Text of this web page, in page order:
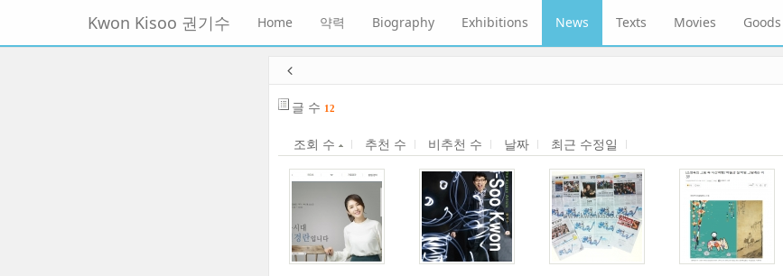
뉴
토
Kwon Kisoo 권기수 Home 약력 Biography Exhibitions News Texts Movies Goods
글 수 12
조회 수 추천 수 비추천 수 날짜 최근 수정일